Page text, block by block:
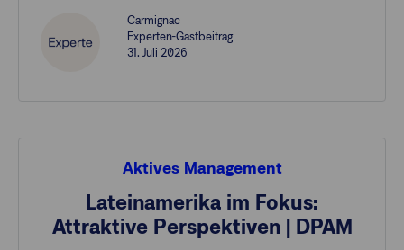
Carmignac
Experten-Gastbeitrag
31. Juli 2026
Aktives Management
Lateinamerika im Fokus:
Attraktive Perspektiven | DPAM